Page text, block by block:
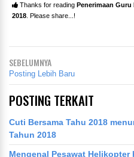
Thanks for reading Penerimaan Guru
2018 . Please share...!
SEBELUMNYA
Posting Lebih Baru
POSTING TERKAIT
Cuti Bersama Tahu 2018
Tahun 2018
Mengenal Pesawat